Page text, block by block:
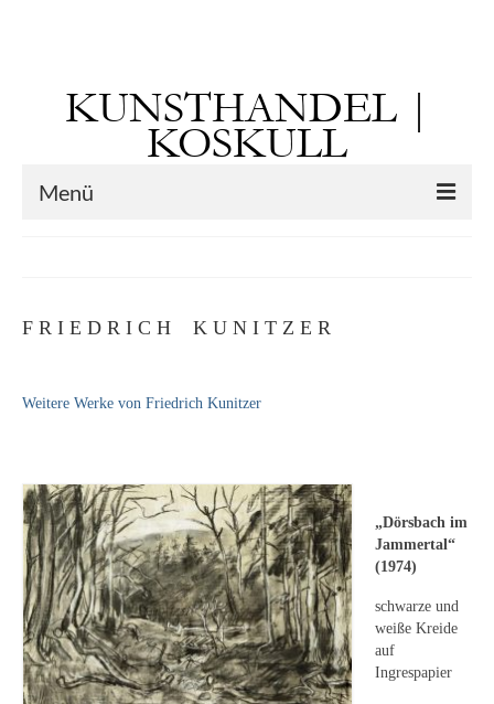
KUNSTHANDEL |
KOSKULL
Menü
– 02.06.1851 ebd.)
Leonhard Heinrich Hessel
George Paice
Johann Georg Strobel
Ludwig Martin Wilberg
Weitere Künstler nach 1945
F R I E D R I C H K U N I T Z E R
Weitere Werke von Friedrich Kunitzer
„Dörsbach im
Jammertal“
(1974)
schwarze und
weiße Kreide
auf
Ingrespapier